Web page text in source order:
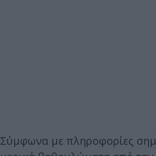
Σύμφωνα με πληροφορίες